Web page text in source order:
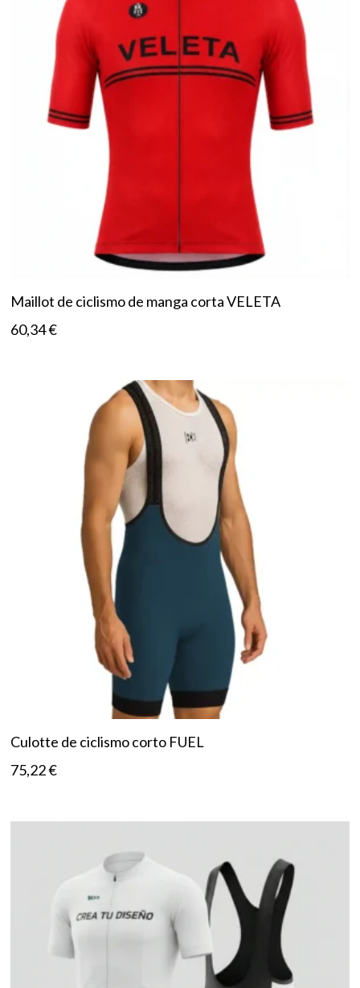
Maillot de ciclismo de manga corta VELETA
60,34€
Culotte de ciclismo corto FUEL
75,22€